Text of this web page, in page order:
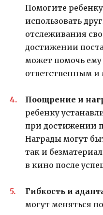
Помогите
использовать
отслеживания
достижении
может помочь ему
ответственным
Поощрение и
ребенку
при достижении
Награды могут
так и
в кино после
Гибкость и
могут меняться